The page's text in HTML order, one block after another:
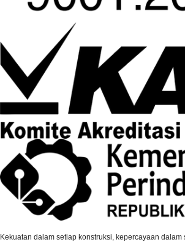
Kekuatan dalam setiap konstruksi, kepercayaan dalam